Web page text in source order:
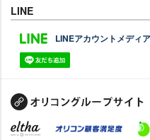
LINE
LINEアカウントメディア